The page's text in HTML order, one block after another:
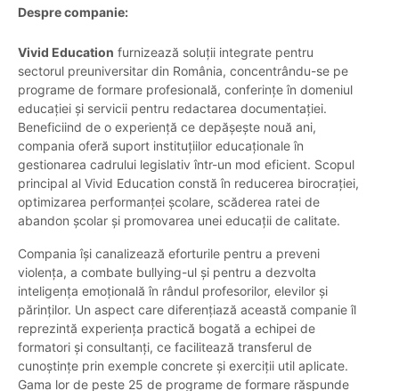
Despre companie:
Vivid Education furnizează soluții integrate pentru
sectorul preuniversitar din România, concentrându-se pe
programe de formare profesională, conferințe în domeniul
educației și servicii pentru redactarea documentației.
Beneficiind de o experiență ce depășește nouă ani,
compania oferă suport instituțiilor educaționale în
gestionarea cadrului legislativ într-un mod eficient. Scopul
principal al Vivid Education constă în reducerea birocrației,
optimizarea performanței școlare, scăderea ratei de
abandon școlar și promovarea unei educații de calitate.
Compania își canalizează eforturile pentru a preveni
violența, a combate bullying-ul și pentru a dezvolta
inteligența emoțională în rândul profesorilor, elevilor și
părinților. Un aspect care diferențiază această companie îl
reprezintă experiența practică bogată a echipei de
formatori și consultanți, ce facilitează transferul de
cunoștințe prin exemple concrete și exerciții util aplicate.
Gama lor de peste 25 de programe de formare răspunde